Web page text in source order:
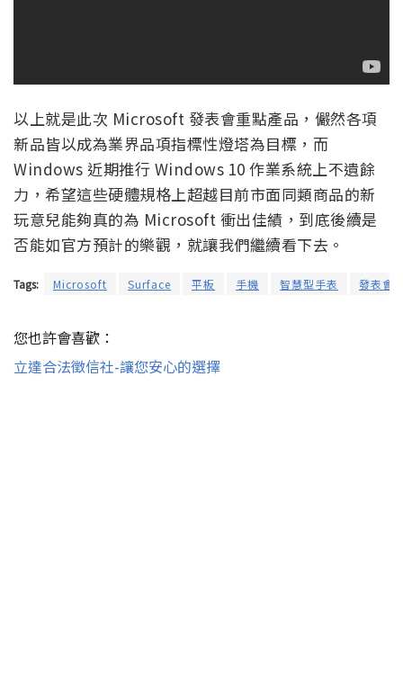
以上就是此次 Microsoft 發表會重點產品，儼然各項
新品皆以成為業界品項指標性燈塔為目標，而
Windows 近期推行 Windows 10 作業系統上不遺餘
力，希望這些硬體規格上超越目前市面同類商品的新
玩意兒能夠真的為 Microsoft 衝出佳績，到底後續是
否能如官方預計的樂觀，就讓我們繼續看下去。
Tags: Microsoft Surface 平板 手機 智慧型手表 發表會
您也許會喜歡：
立達合法徵信社-讓您安心的選擇